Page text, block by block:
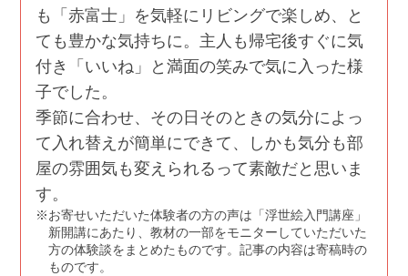
も「赤富士」を気軽にリビングで楽しめ、と
ても豊かな気持ちに。主人も帰宅後すぐに気
付き「いいね」と満面の笑みで気に入った様
子でした。
季節に合わせ、その日そのときの気分によっ
て入れ替えが簡単にできて、しかも気分も部
屋の雰囲気も変えられるって素敵だと思いま
す。
お寄せいただいた体験者の方の声は「浮世絵入門講座」
新開講にあたり、教材の一部をモニターしていただいた
方の体験談をまとめたものです。記事の内容は寄稿時の
ものです。